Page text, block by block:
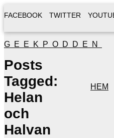
FACEBOOK TWITTER
GEEKPODDEN
HEM
Posts
Tagged:
Helan
och
Halvan